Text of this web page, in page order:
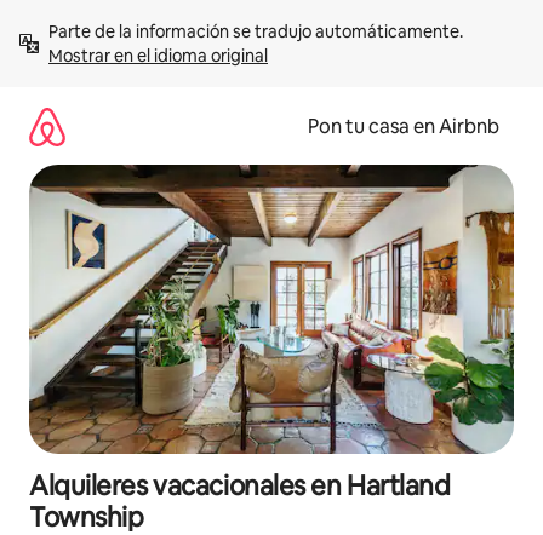
contenidoMostrar en el idioma original
Pon tu casa en Airbnb
Alquileres vacacionales en Hartland
Township